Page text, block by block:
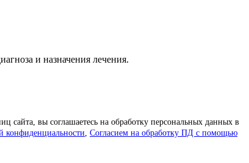
и назначения лечения.
сайта, вы соглашаетесь на обработку персональных данных в
конфиденциальности Согласием на обработку ПД с помощью